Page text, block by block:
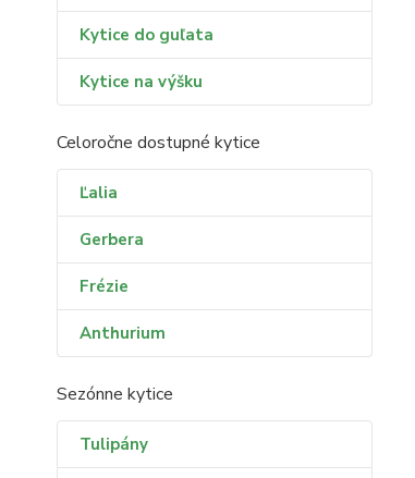
Kytice do guľata
Kytice na výšku
Celoročne dostupné kytice
Ľalia
Gerbera
Frézie
Anthurium
Sezónne kytice
Tulipány